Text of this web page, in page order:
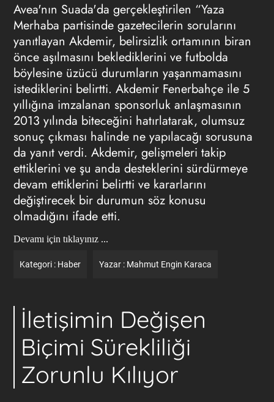
Avea'nın Suada'da gerçekleştirilen “Yaza
Merhaba partisinde gazetecilerin sorularını
yanıtlayan Akdemir, belirsizlik ortamının biran
önce aşılmasını beklediklerini ve futbolda
böylesine üzücü durumların yaşanmamasını
istediklerini belirtti. Akdemir Fenerbahçe ile 5
yıllığına imzalanan sponsorluk anlaşmasının
2013 yılında biteceğini hatırlatarak, olumsuz
sonuç çıkması halinde ne yapılacağı sorusuna
da yanıt verdi. Akdemir, gelişmeleri takip
ettiklerini ve şu anda desteklerini sürdürmeye
devam ettiklerini belirtti ve kararlarını
değiştirecek bir durumun söz konusu
olmadığını ifade etti.
Devamı için tıklayınız ...
Kategori : Haber Yazar : Mahmut Engin Karaca
İletişimin Değişen
Biçimi Sürekliliği
Zorunlu Kılıyor